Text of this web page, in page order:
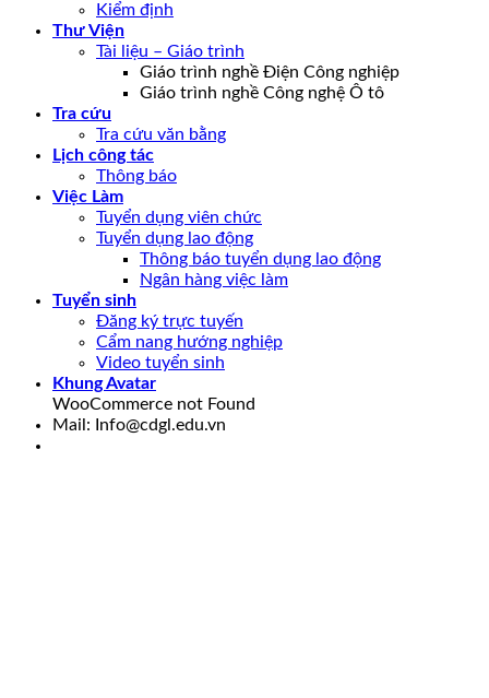
Kiểm định
Thư Viện
Tài liệu – Giáo trình
Giáo trình nghề Điện Công nghiệp
Giáo trình nghề Công nghệ Ô tô
Tra cứu
Tra cứu văn bằng
Lịch công tác
Thông báo
Việc Làm
Tuyển dụng viên chức
Tuyển dụng lao động
Thông báo tuyển dụng lao động
Ngân hàng việc làm
Tuyển sinh
Đăng ký trực tuyến
Cẩm nang hướng nghiệp
Video tuyển sinh
Khung Avatar
WooCommerce not Found
Mail: Info@cdgl.edu.vn